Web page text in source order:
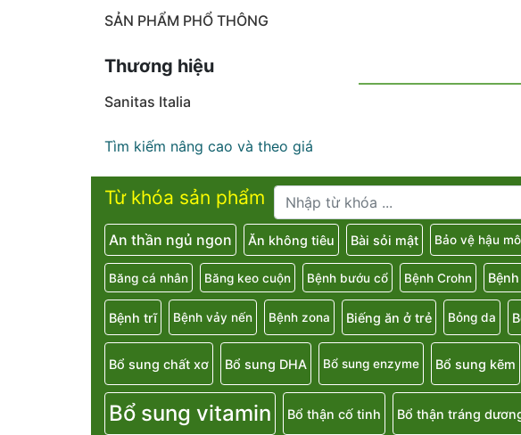
SẢN PHẨM PHỔ THÔNG
Thương hiệu
Sanitas Italia
Tìm kiếm nâng cao và theo giá
Từ khóa sản phẩm
An thần ngủ ngon Ăn không tiêu Bài sỏi mật Bảo vệ hậu
Băng cá nhân Băng keo cuộn Bệnh bướu cổ Bệnh Crohn
Bệnh trĩ Bệnh vảy nến Bệnh zona Biếng ăn ở trẻ Bỏng da
Bổ sung chất xơ Bổ sung DHA Bổ sung enzyme Bổ sung kẽm
Bổ sung vitamin Bổ thận cố tinh Bổ thận tráng